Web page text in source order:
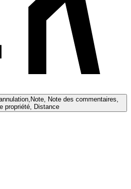
Note des commentaires,
propriété, Distance